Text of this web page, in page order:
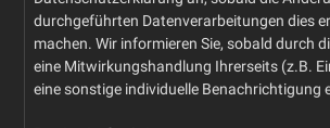
durchgeführten Datenverarbeitungen dies
machen. Wir informieren Sie, sobald durch
eine Mitwirkungshandlung Ihrerseits (z.B.
eine sonstige individuelle Benachrichtigung